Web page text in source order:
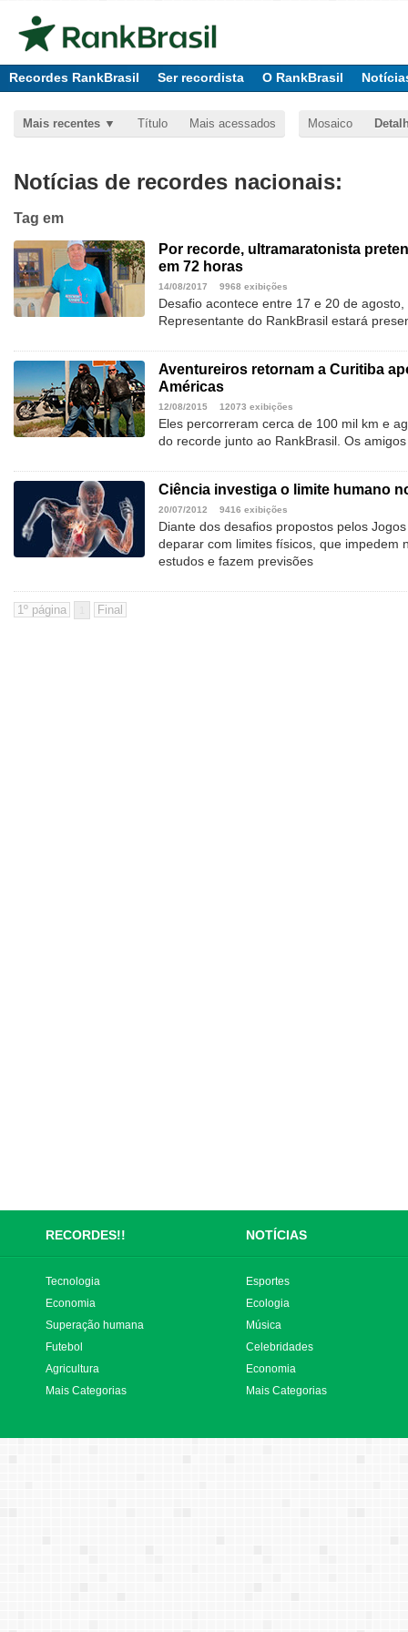
Recordes RankBrasil Ser recordista O RankBrasil
Mais recentes Título Mais acessados Mosaico
Notícias de recordes nacionais:
Tag em
Por recorde, ultramaratonista
em 72 horas
14/08/2017 9968 exibições
Desafio acontece entre 17 e 20 de
Representante do RankBrasil estará
Aventureiros retornam a Curitiba
Américas
12/08/2015 12073 exibições
Eles percorreram cerca de 100 mil km e
do recorde junto ao RankBrasil. Os
Ciência investiga o limite humano
20/07/2012 9416 exibições
Diante dos desafios propostos pelos
deparar com limites físicos, que impedem
estudos e fazem previsões
RECORDES!! NOTÍCIAS
Tecnologia
Economia
Superação humana
Futebol
Agricultura
Mais Categorias
Esportes
Ecologia
Música
Celebridades
Economia
Mais Categorias